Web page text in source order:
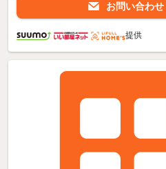
お問い合わせ
提供